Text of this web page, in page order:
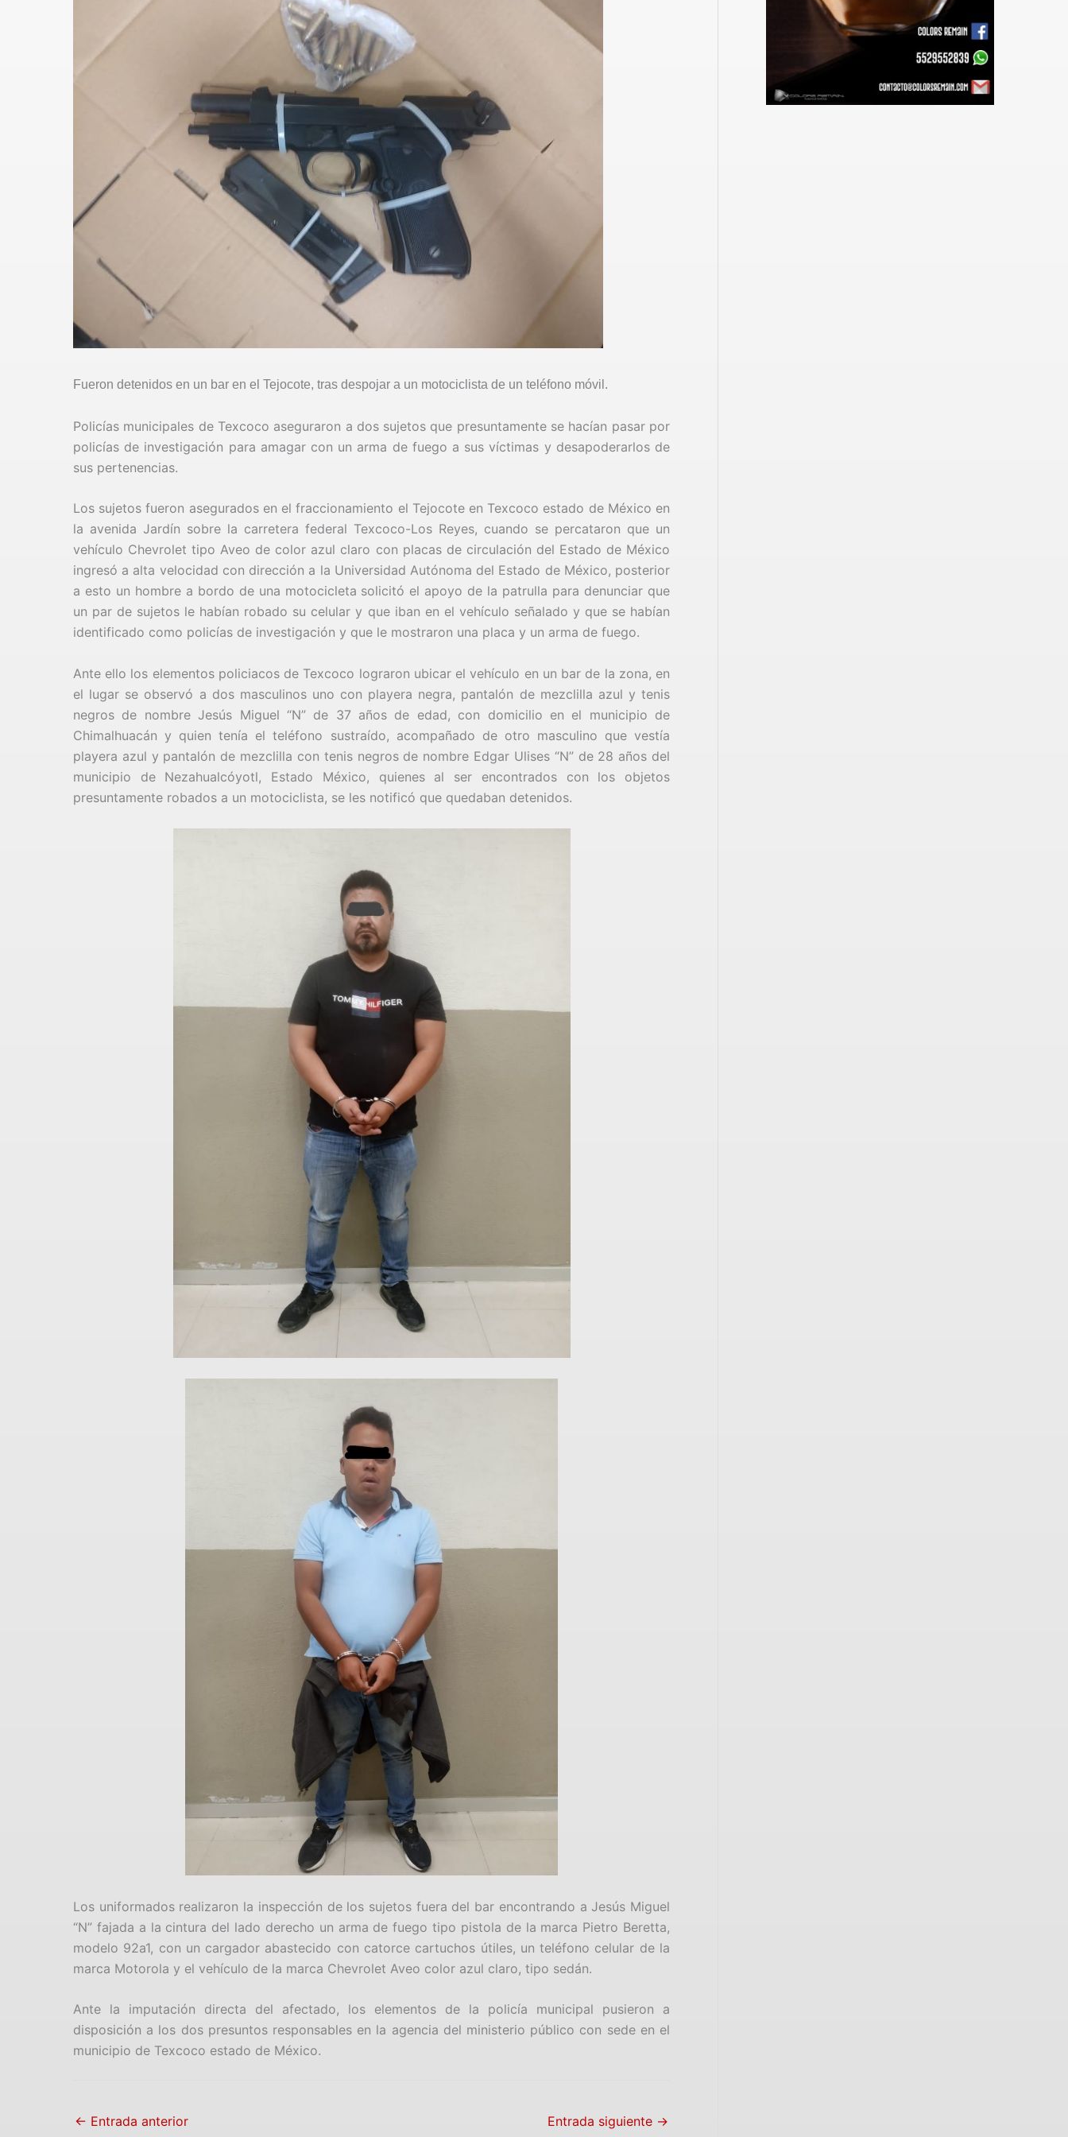
Fueron detenidos en un bar en el Tejocote, tras despojar a un motociclista de un teléfono móvil.
Policías municipales de Texcoco aseguraron a dos sujetos que presuntamente se hacían pasar por
policías de investigación para amagar con un arma de fuego a sus víctimas y desapoderarlos de
sus pertenencias.
Los sujetos fueron asegurados en el fraccionamiento el Tejocote en Texcoco estado de México en
la avenida Jardín sobre la carretera federal Texcoco-Los Reyes, cuando se percataron que un
vehículo Chevrolet tipo Aveo de color azul claro con placas de circulación del Estado de México
ingresó a alta velocidad con dirección a la Universidad Autónoma del Estado de México, posterior
a esto un hombre a bordo de una motocicleta solicitó el apoyo de la patrulla para denunciar que
un par de sujetos le habían robado su celular y que iban en el vehículo señalado y que se habían
identificado como policías de investigación y que le mostraron una placa y un arma de fuego.
Ante ello los elementos policiacos de Texcoco lograron ubicar el vehículo en un bar de la zona, en
el lugar se observó a dos masculinos uno con playera negra, pantalón de mezclilla azul y tenis
negros de nombre Jesús Miguel “N” de 37 años de edad, con domicilio en el municipio de
Chimalhuacán y quien tenía el teléfono sustraído, acompañado de otro masculino que vestía
playera azul y pantalón de mezclilla con tenis negros de nombre Edgar Ulises “N” de 28 años del
municipio de Nezahualcóyotl, Estado México, quienes al ser encontrados con los objetos
presuntamente robados a un motociclista, se les notificó que quedaban detenidos.
Los uniformados realizaron la inspección de los sujetos fuera del bar encontrando a Jesús Miguel
“N” fajada a la cintura del lado derecho un arma de fuego tipo pistola de la marca Pietro Beretta,
modelo 92a1, con un cargador abastecido con catorce cartuchos útiles, un teléfono celular de la
marca Motorola y el vehículo de la marca Chevrolet Aveo color azul claro, tipo sedán.
Ante la imputación directa del afectado, los elementos de la policía municipal pusieron a
disposición a los dos presuntos responsables en la agencia del ministerio público con sede en el
municipio de Texcoco estado de México.
← Entrada anterior Entrada siguiente →